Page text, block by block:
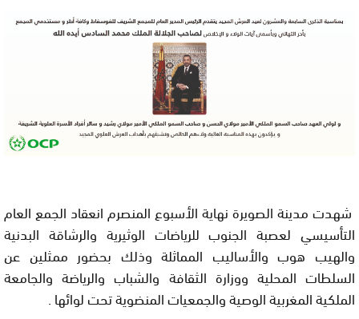
شهدت مدينة الصويرة نهاية الأسبوع المنصرم انعقاد الجمع العام
التأسيسي لعصبة الجنوب للرياضات الوثيرية والرشاقة البدنية
والهيب هوب والأساليب المماثلة وذلك بحضور ممثلين عن
السلطات المحلية ووزارة الثقافة والشباب والرياضة والجامعة
الملكية المغربية الوصية والجمعيات المنضوية تحت لوائها .